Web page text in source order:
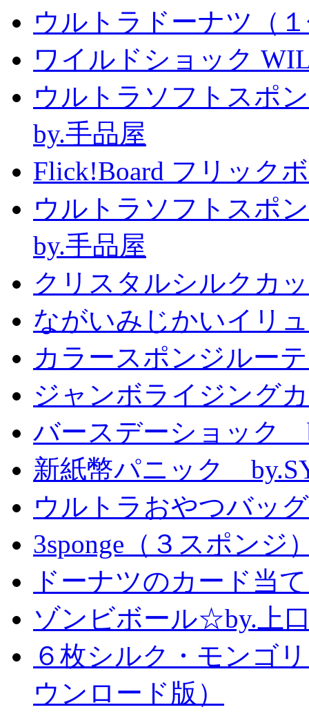
ウルトラドーナツ（
ワイルドショック
ウルトラソフトスポ
by.手品屋
Flick!Board フリック
ウルトラソフトスポ
by.手品屋
クリスタルシルクカ
ながいみじかいイリ
カラースポンジルー
ジャンボライジング
バースデーショック
新紙幣パニック
ウルトラおやつバッ
3sponge（３スポン
ドーナツのカード当
ゾンビボール☆by.上
６枚シルク・モンゴ
ウンロード版）